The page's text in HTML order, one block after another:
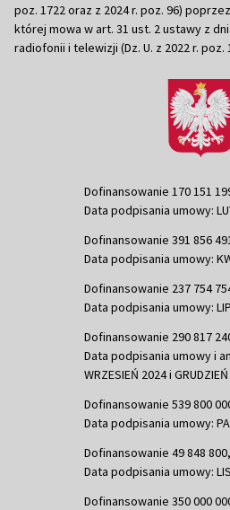
poz. 1722 oraz z 2024 r. poz. 96)
której mowa w art. 31 ust. 2 ustawy z
radiofonii i telewizji (Dz. U. z 2022 r. poz.
Dofinansowanie 170 151
Data podpisania umowy:
Dofinansowanie 391 856
Data podpisania umowy:
Dofinansowanie 237 754
Data podpisania umowy:
Dofinansowanie 290 817
Data podpisania umowy i
WRZESIEŃ 2024 i
Dofinansowanie 539 800
Data podpisania umowy:
Dofinansowanie 49 848
Data podpisania umowy:
Dofinansowanie 350 000